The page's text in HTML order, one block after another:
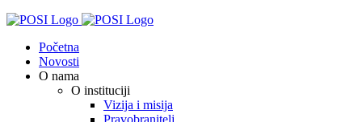
Početna
Novosti
O nama
O instituciji
Vizija i misija
Pravobranitelj